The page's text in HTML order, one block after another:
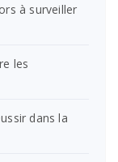
à surveiller
les
dans la